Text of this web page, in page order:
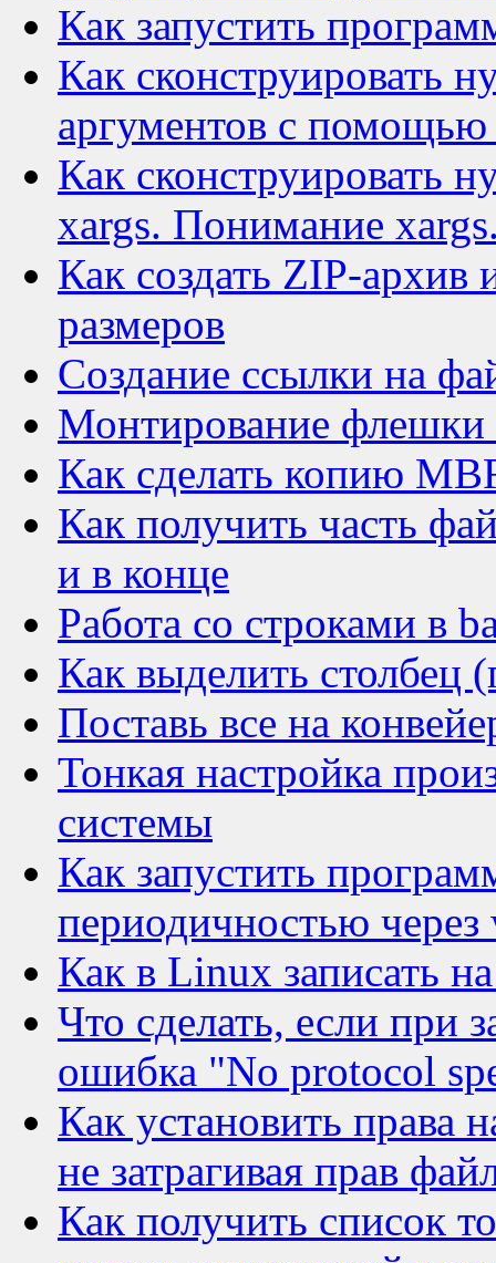
Как запустить
Как сконструировать
аргументов с
Как сконструировать
xargs. Понимание
Как создать ZIP-архив
размеров
Создание ссылки на
Монтирование флешки
Как сделать копию
Как получить часть
и в конце
Работа со строками в
Как выделить столбец
Поставь все на
Тонкая настройка
системы
Как запустить
периодичностью через
Как в Linux записать
Что сделать, если при
ошибка "No protocol
Как установить права
не затрагивая прав
Как получить список